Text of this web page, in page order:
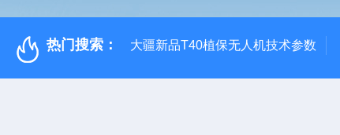
热门搜索： 大疆新品T40植保无人机技术参数